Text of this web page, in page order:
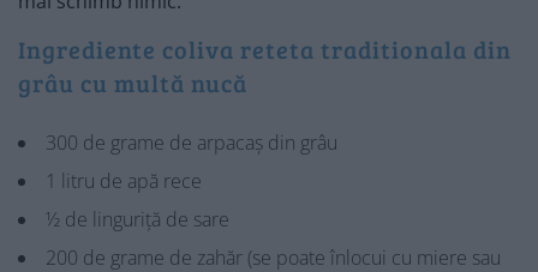
Ingrediente coliva reteta traditionala din
grâu cu multă nucă
300 de grame de arpacaș din grâu
1 litru de apă rece
½ de linguriță de sare
200 de grame de zahăr (se poate înlocui cu miere sau